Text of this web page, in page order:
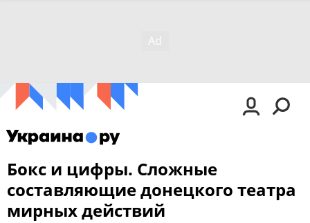
Бокс и цифры. Сложные
составляющие донецкого театра
мирных действий